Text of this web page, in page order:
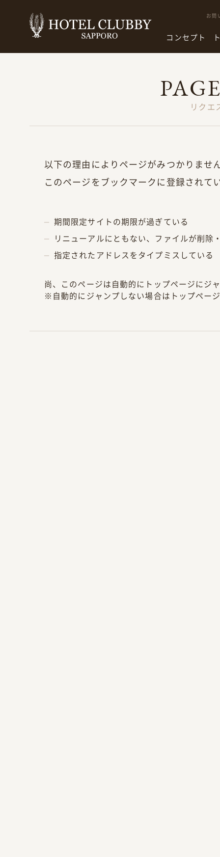
お問
コンセプト
リクエ
以下の理由によりページがみつかりませ
このページをブックマークに登録され
期間限定サイトの期限が過ぎている
リニューアルにともない、ファイルが削
指定されたアドレスをタイプミスしている
尚、このページは自動的にトップページにジ
※自動的にジャンプしない場合はトップペー